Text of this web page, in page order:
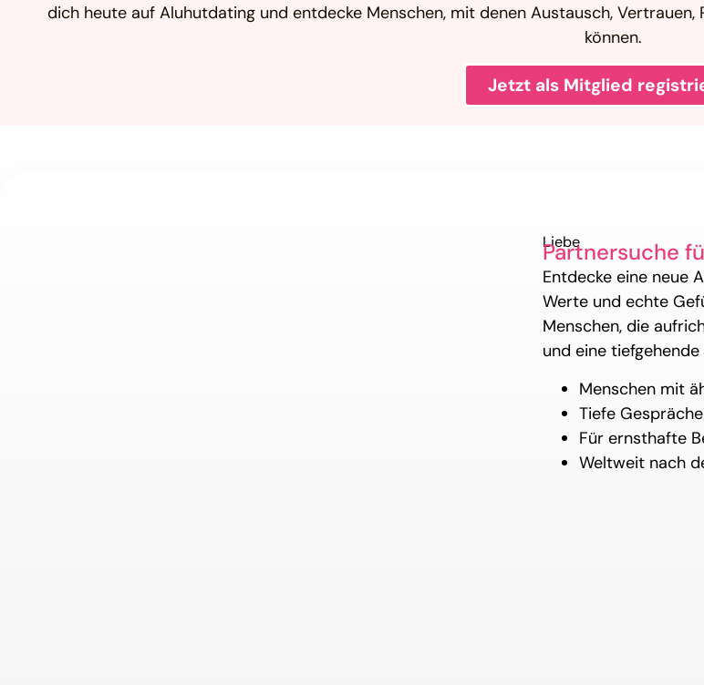
dich heute auf Aluhutdating und entdecke Menschen, mit denen Austausch,
können.
Jetzt als Mitglied
Liebe
Partnersuche
Entdecke eine neue
Werte und echte
Menschen, die
und eine tiefgehende
Menschen mit
Tiefe
Für ernsthafte
Weltweit nach